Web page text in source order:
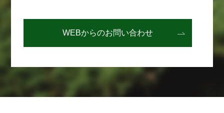
WEBからのお問い合わせ